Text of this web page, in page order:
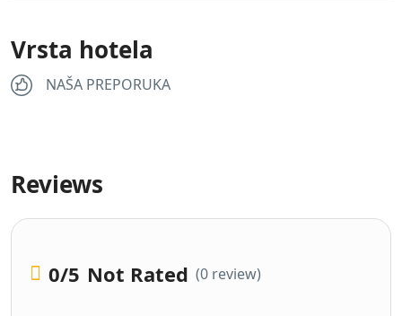
Vrsta hotela
NAŠA PREPORUKA
Reviews
0/5 Not Rated (0 review)